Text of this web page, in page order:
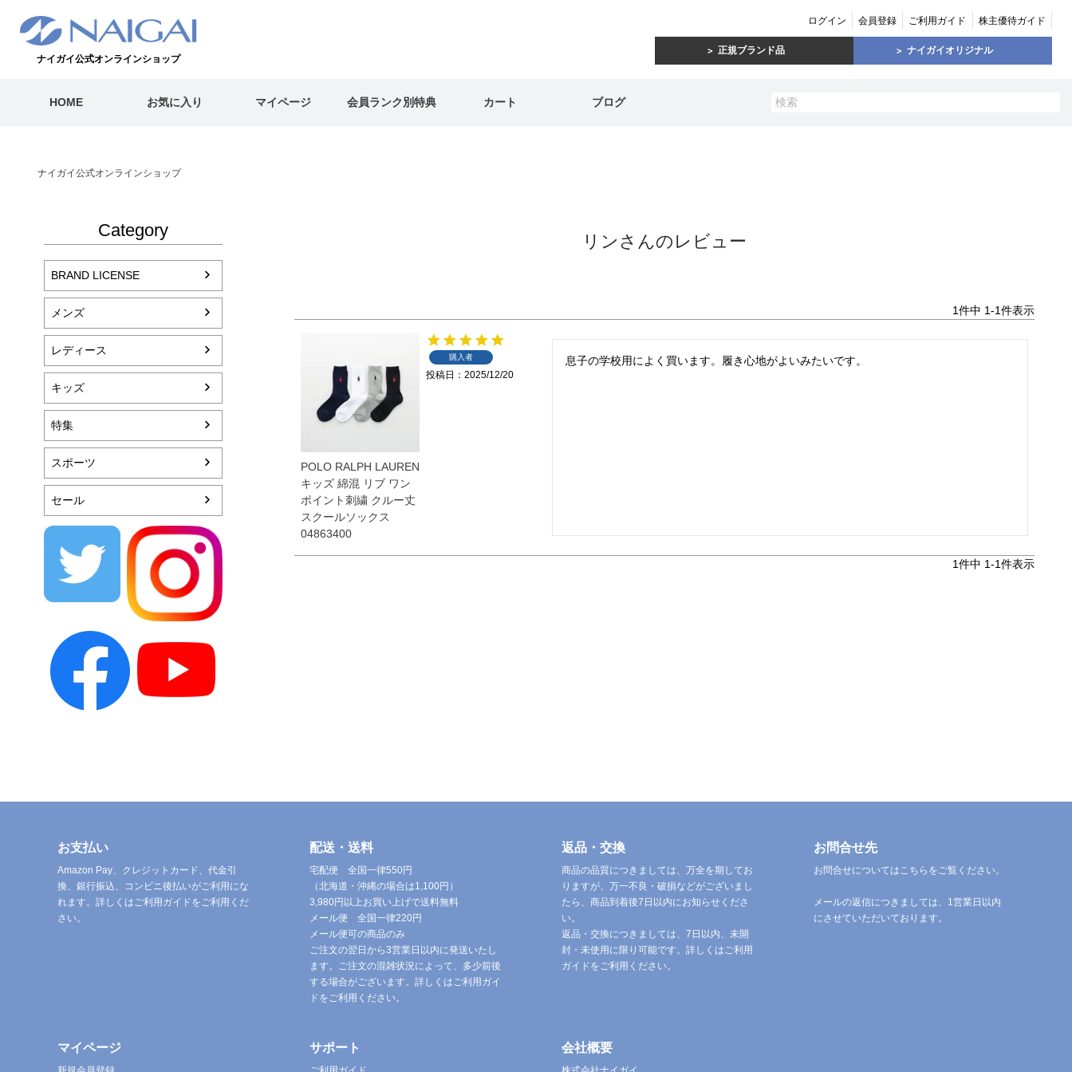
ナイガイ公式オンラインショップ
ログイン 会員登録 ご利用ガイド 株主優待ガイド
正規ブランド品 ナイガイオリジナル
HOME お気に入り マイページ 会員ランク別特典 カート ブログ
ナイガイ公式オンラインショップ
Category
BRAND LICENSE
メンズ
レディース
キッズ
特集
スポーツ
セール
リンさんのレビュー
1件中 1-1件表示
POLO RALPH LAUREN
キッズ 綿混 リブ ワン
ポイント刺繍 クルー丈
スクールソックス
04863400
購入者
投稿日 2025/12/20
息子の学校用によく買います。履き心地がよいみたいです。
1件中 1-1件表示
お支払い
Amazon Pay、クレジットカード、代金引
換、銀行振込、コンビニ後払いがご利用にな
れます。詳しくはご利用ガイドをご利用くだ
さい。
配送・送料
宅配便 全国一律550円
（北海道・沖縄の場合は1,100円）
3,980円以上お買い上げで送料無料
メール便 全国一律220円
メール便可の商品のみ
ご注文の翌日から3営業日以内に発送いたし
ます。ご注文の混雑状況によって、多少前後
する場合がございます。詳しくはご利用ガイ
ドをご利用ください。
返品・交換
商品の品質につきましては、万全を期してお
りますが、万一不良・破損などがございまし
たら、商品到着後7日以内にお知らせくださ
い。
返品・交換につきましては、7日以内、未開
封・未使用に限り可能です。詳しくはご利用
ガイドをご利用ください。
お問合せ先
お問合せについてはこちらをご覧ください。
メールの返信につきましては、1営業日以内
にさせていただいております。
マイページ サポート 会社概要